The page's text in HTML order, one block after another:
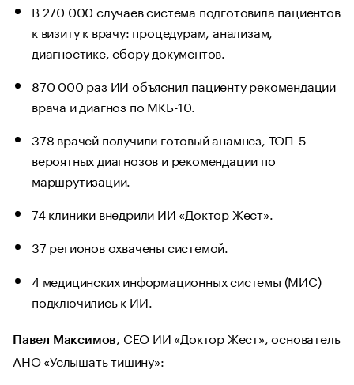
В 270 000 случаев система подготовила пациентов
к визиту к врачу: процедурам, анализам,
диагностике, сбору документов.
870 000 раз ИИ объяснил пациенту рекомендации
врача и диагноз по МКБ-10.
378 врачей получили готовый анамнез, ТОП-5
вероятных диагнозов и рекомендации по
маршрутизации.
74 клиники внедрили ИИ «Доктор Жест».
37 регионов охвачены системой.
4 медицинских информационных системы (МИС)
подключились к ИИ.
Павел Максимов
, СЕО ИИ «Доктор Жест», основатель
АНО «Услышать тишину»: